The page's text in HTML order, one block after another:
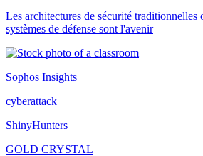
Les architectures de sécurité traditionnelles
systèmes de défense sont l'avenir
Sophos Insights
cyberattack
ShinyHunters
GOLD CRYSTAL